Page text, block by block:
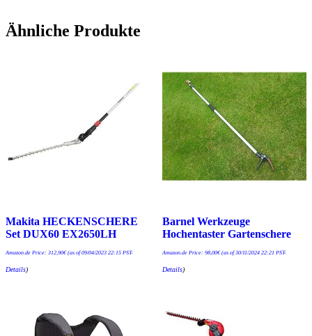
Ähnliche Produkte
Makita HECKENSCHERE
Set DUX60 EX2650LH
Amazon.de Price: 312,90€(as of 09/04/2023 22:15 PST-
Details)
Barnel Werkzeuge
Hochentaster Gartenschere
Amazon.de Price: 98,00€(as of 30/11/2024 22:21 PST-
Details)